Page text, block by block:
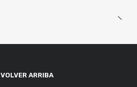
VOLVER ARRIBA